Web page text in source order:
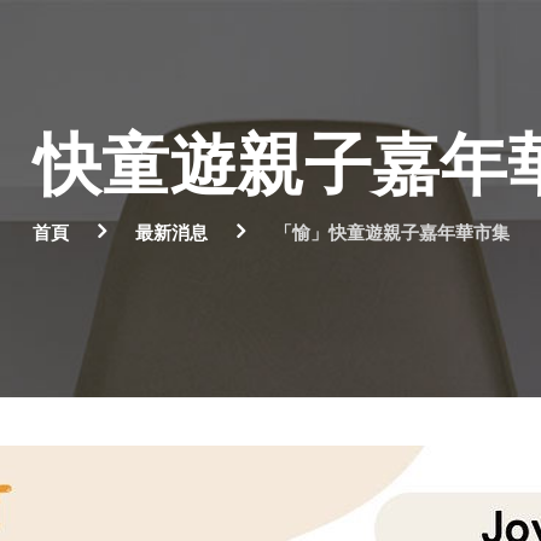
快童遊親子嘉年
首頁 最新消息 「愉」快童遊親子嘉年華市集